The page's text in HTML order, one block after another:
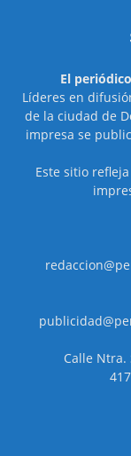
El
Líderes en
de la ciudad de
impresa se
Este sitio
Calle Ntra.